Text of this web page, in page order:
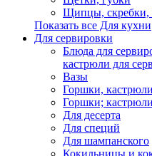
Щипцы, скребки,
Показать все Для кухни
Для сервировки
Блюда для
кастрюли для
Вазы
Горшки,
Горшки;
Для десерта
Для специй
Для шампанского
Кокильницы и